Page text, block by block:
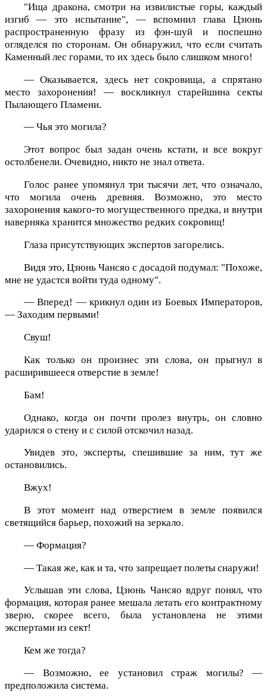
"Ища дракона, смотри на извилистые горы, каждый
изгиб — это испытание", — вспомнил глава Цзюнь
распространенную фразу из фэн-шуй и поспешно
огляделся по сторонам. Он обнаружил, что если считать
Каменный лес горами, то их здесь было слишком много!
— Оказывается, здесь нет сокровища, а спрятано
место захоронения! — воскликнул старейшина секты
Пылающего Пламени.
— Чья это могила?
Этот вопрос был задан очень кстати, и все вокруг
остолбенели. Очевидно, никто не знал ответа.
Голос ранее упомянул три тысячи лет, что означало,
что могила очень древняя. Возможно, это место
захоронения какого-то могущественного предка, и внутри
наверняка хранится множество редких сокровищ!
Глаза присутствующих экспертов загорелись.
Видя это, Цзюнь Чансяо с досадой подумал: "Похоже,
мне не удастся войти туда одному".
— Вперед! — крикнул один из Боевых Императоров,
— Заходим первыми!
Свуш!
Как только он произнес эти слова, он прыгнул в
расширившееся отверстие в земле!
Бам!
Однако, когда он почти пролез внутрь, он словно
ударился о стену и с силой отскочил назад.
Увидев это, эксперты, спешившие за ним, тут же
остановились.
Вжух!
В этот момент над отверстием в земле появился
светящийся барьер, похожий на зеркало.
— Формация?
— Такая же, как и та, что запрещает полеты снаружи!
Услышав эти слова, Цзюнь Чансяо вдруг понял, что
формация, которая ранее мешала летать его контрактному
зверю, скорее всего, была установлена не этими
экспертами из сект!
Кем же тогда?
— Возможно, ее установил страж могилы? —
предположила система.